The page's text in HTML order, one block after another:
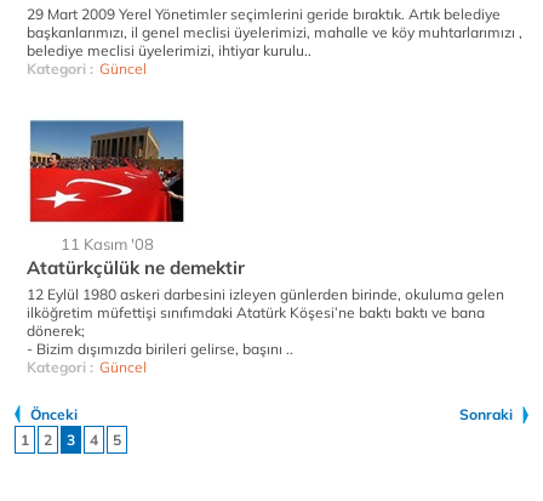
29 Mart 2009 Yerel Yönetimler seçimlerini geride bıraktık. Artık belediye
başkanlarımızı, il genel meclisi üyelerimizi, mahalle ve köy muhtarlarımızı ,
belediye meclisi üyelerimizi, ihtiyar kurulu..
Kategori : Güncel
11 Kasım '08
Atatürkçülük ne demektir
12 Eylül 1980 askeri darbesini izleyen günlerden birinde, okuluma gelen
ilköğretim müfettişi sınıfımdaki Atatürk Köşesi’ne baktı baktı ve bana
dönerek;
- Bizim dışımızda birileri gelirse, başını ..
Kategori : Güncel
Önceki
Sonraki
1
2 3 4 5